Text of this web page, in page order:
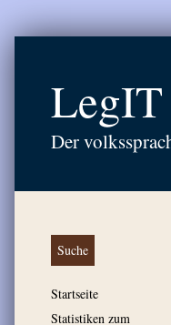
LegIT
Der
Suche
Startseite
Statistiken zum